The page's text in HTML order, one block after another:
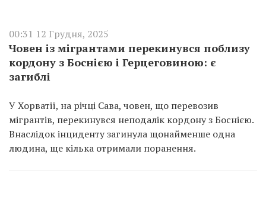
00:31 12 Грудня, 2025
Човен із мігрантами перекинувся поблизу
кордону з Боснією і Герцеговиною: є
загиблі
У Хорватії, на річці Сава, човен, що перевозив
мігрантів, перекинувся неподалік кордону з Боснією.
Внаслідок інциденту загинула щонайменше одна
людина, ще кілька отримали поранення.